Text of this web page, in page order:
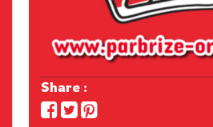
Share :